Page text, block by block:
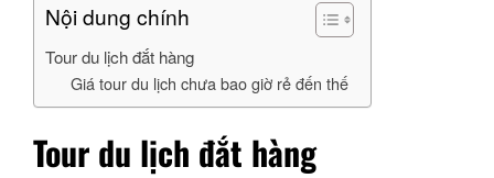
Nội dung chính
Tour du lịch đắt hàng
Giá tour du lịch chưa bao giờ rẻ đến thế
Tour du lịch đắt hàng